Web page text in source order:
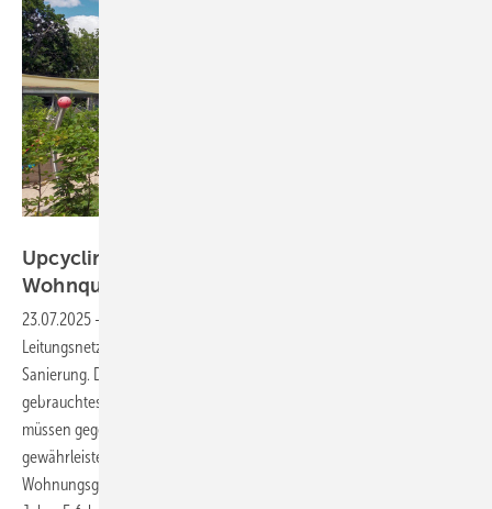
Upcycling von Wasser und Wärme im
Wohnquartier
23.07.2025 -
Leitungsnetz zu installieren, bieten Neubau und energetische
Sanierung. Damit lässt sich Regenwasser nutzen und bereits
gebrauchtes Grauwasser recyceln. Doch welche Voraussetzungen
müssen gegeben sein, wie kann ein zuverlässiger Betrieb
gewährleistet werden und was kostet das Ganze eigentlich? Die Erste
Wohnungsgenossenschaft Berlin-Pankow eG (EWG) hat damit über